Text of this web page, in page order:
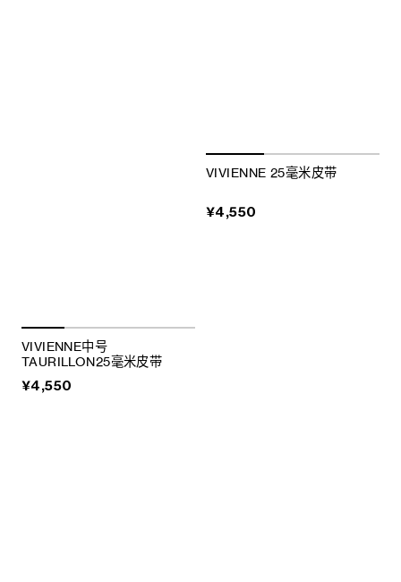
VIVIENNE中号
TAURILLON25毫米皮带
¥4,550
VIVIENNE 25毫米皮带
¥4,550